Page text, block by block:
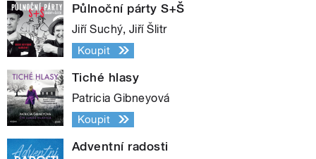
Půlnoční párty S+Š
Jiří Suchý, Jiří Šlitr
Koupit
Tiché hlasy
Patricia Gibneyová
Koupit
Adventní radosti